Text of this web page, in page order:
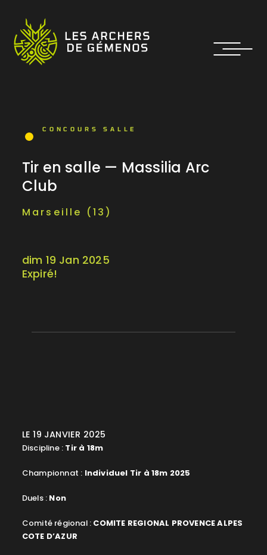
CONCOURS SALLE
dim 19 Jan 2025
Expiré!
Tir en salle — Massilia Arc
Club
Marseille (13)
LE 19 JANVIER 2025
Discipline : Tir à 18m
Championnat : Individuel Tir à 18m 2025
Duels : Non
Comité régional : COMITE REGIONAL PROVENCE ALPES
COTE D’AZUR